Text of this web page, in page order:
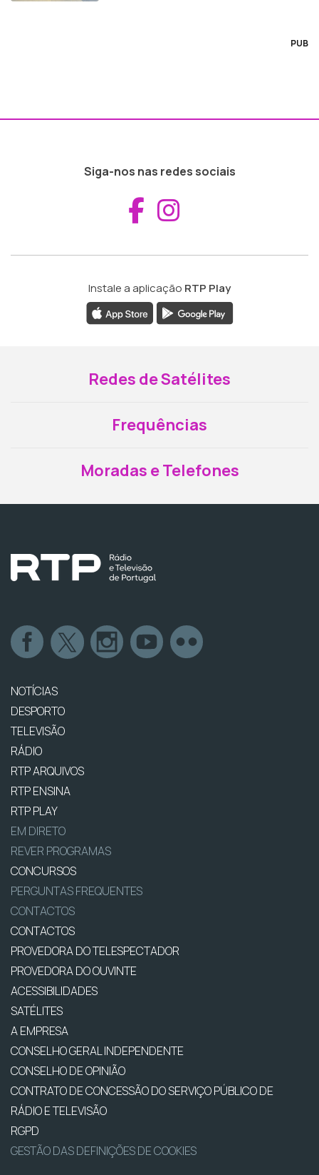
PUB
Siga-nos nas redes sociais
Aceder ao
Instale a aplicação RTP Play
Redes de Satélites
Frequências
Moradas e Telefones
NOTÍCIAS
DESPORTO
TELEVISÃO
RÁDIO
RTP ARQUIVOS
RTP ENSINA
RTP PLAY
EM DIRETO
REVER PROGRAMAS
CONCURSOS
PERGUNTAS FREQUENTES
CONTACTOS
CONTACTOS
PROVEDORA DO TELESPECTADOR
PROVEDORA DO OUVINTE
ACESSIBILIDADES
SATÉLITES
A EMPRESA
CONSELHO GERAL INDEPENDENTE
CONSELHO DE OPINIÃO
CONTRATO DE CONCESSÃO DO SERVIÇO PÚBLICO DE
RÁDIO E TELEVISÃO
RGPD
GESTÃO DAS DEFINIÇÕES DE COOKIES